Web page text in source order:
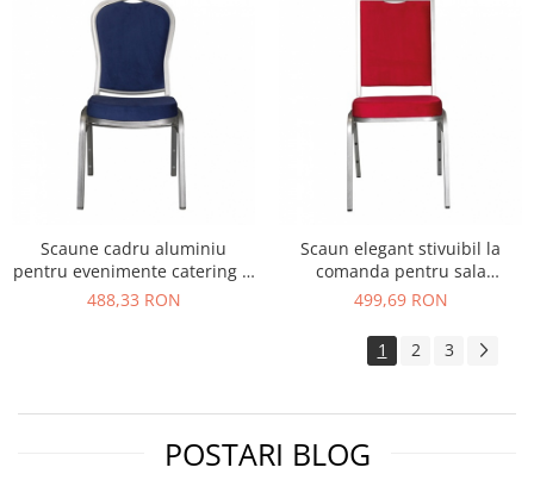
Scaune cadru aluminiu
pentru evenimente catering si
conferinta suprapozabile
488,33 RON
Scaun elegant stivuibil la
comanda pentru sala
conferinta - MAESTRO S500
499,69 RON
1 2 3
POSTARI BLOG